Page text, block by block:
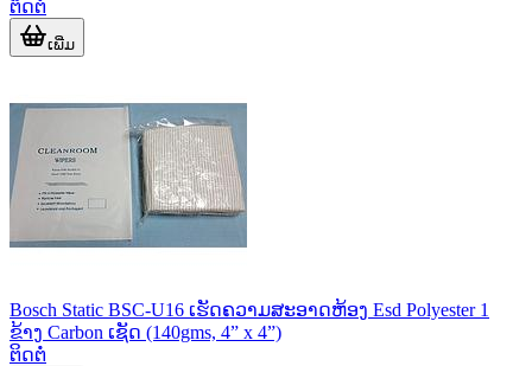
ຕິດຕໍ່
ເພີ່ມ
Bosch Static BSC-U16 ເຮັດຄວາມສະອາດຫ້ອງ Esd Polyester 1
ຂ້າງ Carbon ເຊັດ (140gms, 4” x 4”)
ຕິດຕໍ່